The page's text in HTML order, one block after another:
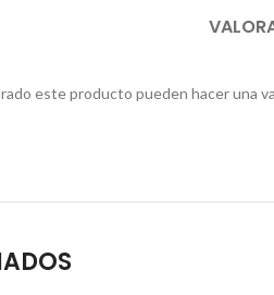
este producto pueden hacer una